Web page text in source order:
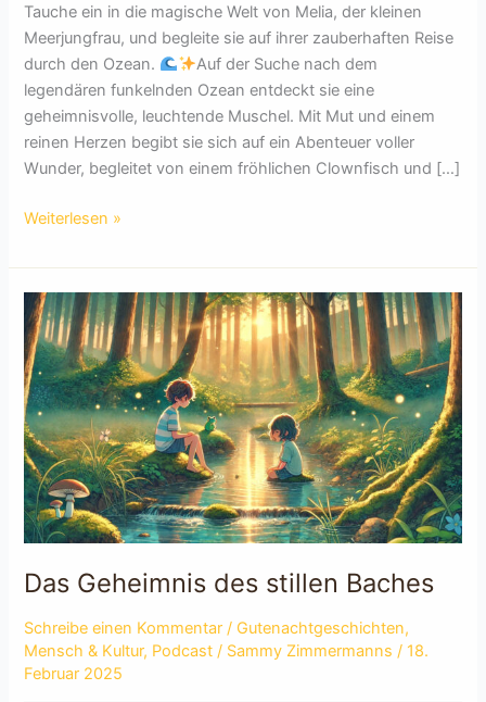
Tauche ein in die magische Welt von Melia, der kleinen
Meerjungfrau, und begleite sie auf ihrer zauberhaften Reise
durch den Ozean.
Auf der Suche nach dem
legendären funkelnden Ozean entdeckt sie eine
geheimnisvolle, leuchtende Muschel. Mit Mut und einem
reinen Herzen begibt sie sich auf ein Abenteuer voller
Wunder, begleitet von einem fröhlichen Clownfisch und […]
Die
Meerjungfrau
und
der
funkelnde
Ozean
Weiterlesen »
Das Geheimnis des stillen Baches
Schreibe einen Kommentar / Gutenachtgeschichten,
Mensch & Kultur, Podcast / Sammy Zimmermanns/ 18.
Februar 2025